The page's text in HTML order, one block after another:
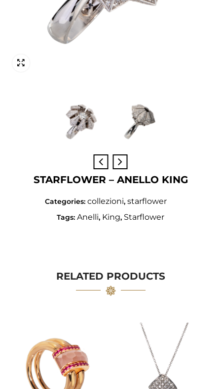
STARFLOWER – ANELLO KING
Categories: collezioni, starflower
Tags: Anelli, King, Starflower
RELATED PRODUCTS